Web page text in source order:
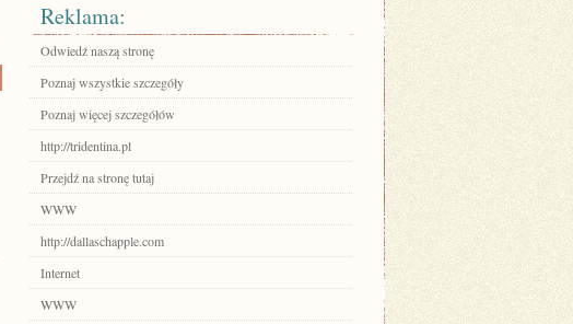
Reklama:
Odwiedź naszą stronę
Poznaj wszystkie szczegóły
Poznaj więcej szczegółów
http://tridentina.pl
Przejdź na stronę tutaj
WWW
http://dallaschapple.com
Internet
WWW